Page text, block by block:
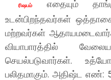
ரிஷபம்எதையும்
உடன்பிறந்தவர்கள்
மற்றவர்கள்
வியாபாரத்தில்
செயல்படுவார்கள்.
பலிதமாகும். அதிஷ்ட எண்: